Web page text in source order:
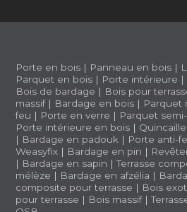
Porte en bois | Panneau en bois |
Parquet en bois | Porte intérieure |
Bois de bardage | Bois pour
massif| Bardage en bois | Parquet
feu | Porte en verre | Parquet
Porte intérieure en bois |
| Bardage en padouk | Porte anti-
Weasyfix | Bardage en pin |
| Bardage en sapin |Terrasse
mélèze | Bardage en afzélia |
composite pour terrasse | Bois
pour terrasse | Bois massif|